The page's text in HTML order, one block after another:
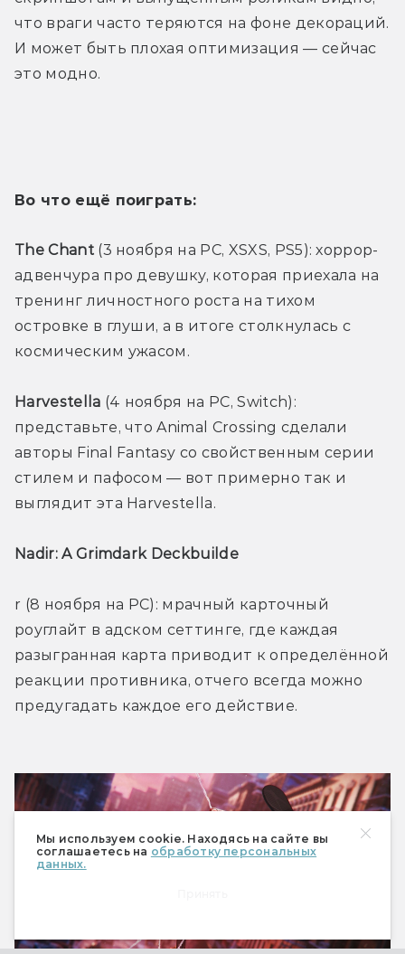
Мы используем cookie. Находясь на сайте вы
соглашаетесь на обработку персональных
данных.
что враги часто теряются на фоне декораций.
И может быть плохая оптимизация — сейчас
это модно.
Во что ещё поиграть:
The Chant (3 ноября на PC, XSXS, PS5): хоррор-
адвенчура про девушку, которая приехала на
тренинг личностного роста на тихом
островке в глуши, а в итоге столкнулась с
космическим ужасом.
Harvestella (4 ноября на PC, Switch):
представьте, что Animal Crossing сделали
авторы Final Fantasy со свойственным серии
стилем и пафосом — вот примерно так и
выглядит эта Harvestella.
Nadir: A Grimdark Deckbuilde
r (8 ноября на PC): мрачный карточный
роуглайт в адском сеттинге, где каждая
разыгранная карта приводит к определённой
реакции противника, отчего всегда можно
предугадать каждое его действие.